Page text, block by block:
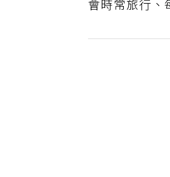
會時常旅行、